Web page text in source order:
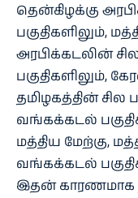
தென்கிழக்கு
பகுதிகளிலும்,
அரபிக்கடலின்
பகுதிகளிலும்,
தமிழகத்தின் சில
வங்கக்கடல்
மத்திய மேற்கு,
வங்கக்கடல்
இதன் காரணமாக